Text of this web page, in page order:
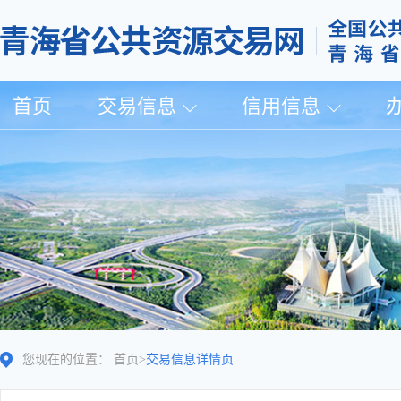
首页 交易信息 信用信息
您现在的位置： 首页 >交易信息详情页